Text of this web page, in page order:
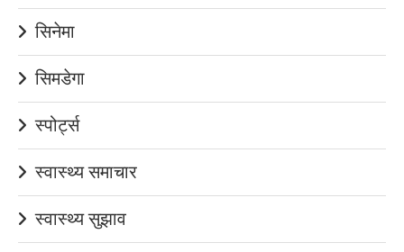
सिनेमा
सिमडेगा
स्पोर्ट्स
स्वास्थ्य समाचार
स्वास्थ्य सुझाव